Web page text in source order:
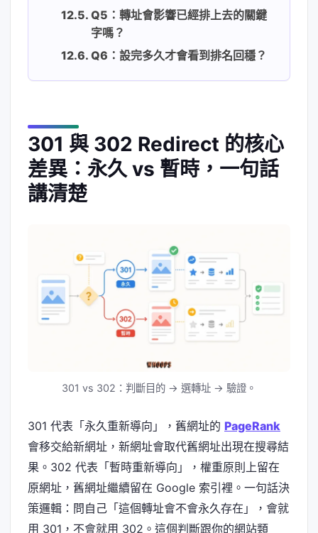
Q5：轉址會影響已經排上去的關鍵
字嗎？
Q6：設完多久才會看到排名回穩？
301 與 302 Redirect 的核心
差異：永久 vs 暫時，一句話
講清楚
301 vs 302：判斷目的 → 選轉址 → 驗證。
301 代表「永久重新導向」，舊網址的 PageRank
會移交給新網址，新網址會取代舊網址出現在搜尋結
果。302 代表「暫時重新導向」，權重原則上留在
原網址，舊網址繼續留在 Google 索引裡。一句話決
策邏輯：問自己「這個轉址會不會永久存在」，會就
用 301，不會就用 302。這個判斷跟你的網站類